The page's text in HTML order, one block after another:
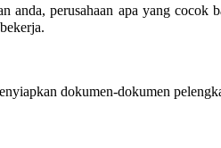
anda, perusahaan apa yang cocok
dokumen-dokumen